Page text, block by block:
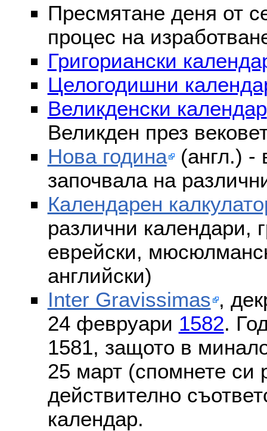
Пресмятане деня от
процес на
Григориански
Целогодишни
Великденски календар
Великден през
Нова година (англ.) -
започвала на
Календарен
различни календари,
еврейски,
английски)
Inter Gravissimas ,
24 февруари 1582.
1581, защото в
25 март (спомнете си
действително
календар.